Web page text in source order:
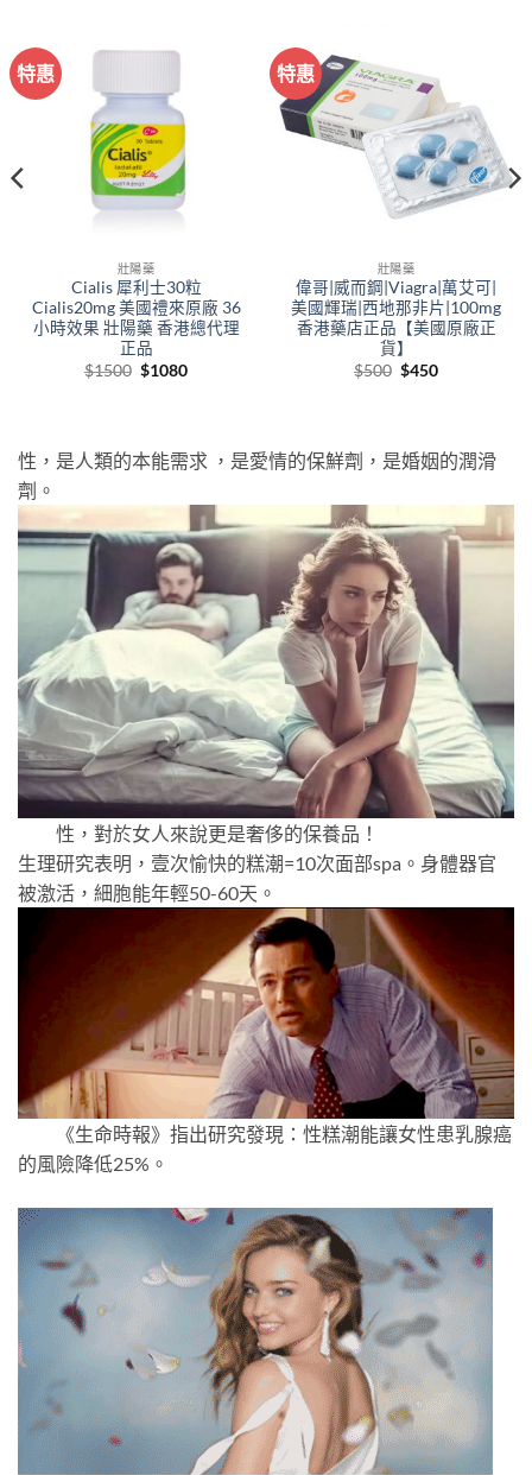
特惠
壯陽藥
Cialis 犀利士30粒
Cialis20mg 美國禮來原廠 36
小時效果 壯陽藥 香港總代理
正品
$1500 Original
$1080Current
特惠
壯陽藥
偉哥|威而鋼|Viagra|萬艾可|
美國輝瑞|西地那非片|100mg
香港藥店正品【美國原廠正
貨】
$500 Original
$450Current
性，是人類的本能需求 ，是愛情的保鮮劑，是婚姻的潤滑
劑。
性，對於女人來說更是奢侈的保養品！
生理研究表明，壹次愉快的糕潮=10次面部spa。身體器官
被激活，細胞能年輕50-60天。
《生命時報》指出研究發現：性糕潮能讓女性患乳腺癌
的風險降低25%。